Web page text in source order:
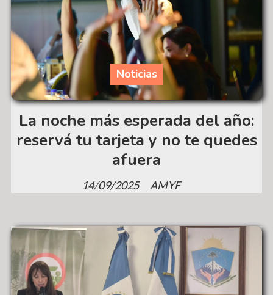
La noche más esperada del año:
reservá tu tarjeta y no te quedes
afuera
AMYF
Noticias
14/09/2025